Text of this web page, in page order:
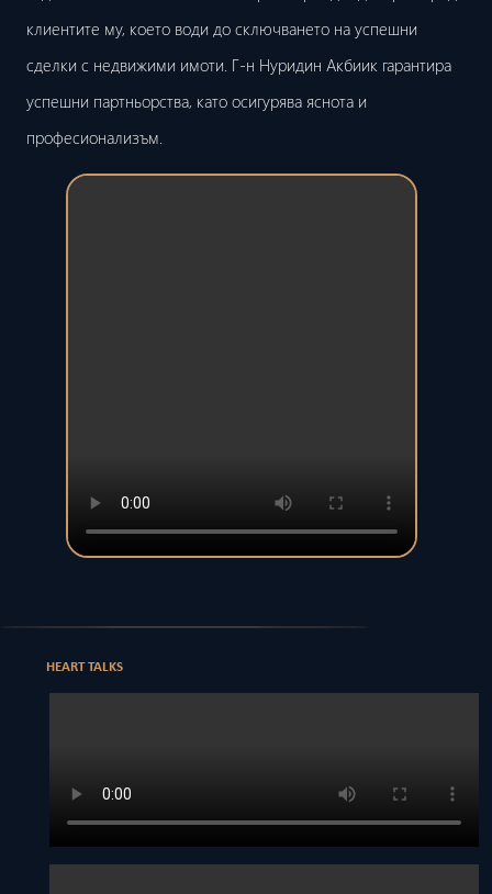
клиентите му, което води до сключването на успешни
сделки с недвижими имоти. Г-н Нуридин Акбиик гарантира
успешни партньорства, като осигурява яснота и
професионализъм.
HEART TALKS